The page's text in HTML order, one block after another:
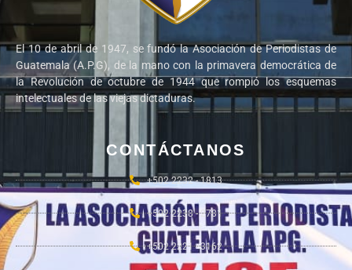
El 10 de abril de 1947, se fundó la Asociación de Periodistas de
Guatemala (A.P.G), de la mano con la primavera democrática de
la Revolución de octubre de 1944 que rompió los esquemas
intelectuales de las viejas dictaduras.
CONTÁCTANOS
+502 2232 - 1813
+502 2238 - 2781
+502 2221 - 3162